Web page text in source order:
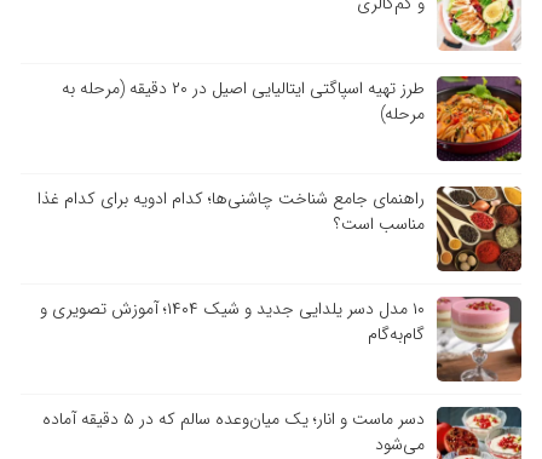
طرز تهیه اسپاگتی ایتالیایی اصیل در ۲۰ دقیقه (مرحله به
مرحله)
راهنمای جامع شناخت چاشنی‌ها؛ کدام ادویه برای کدام غذا
مناسب است؟
۱۰ مدل دسر یلدایی جدید و شیک ۱۴۰۴؛ آموزش تصویری و
گام‌به‌گام
دسر ماست و انار؛ یک میان‌وعده سالم که در ۵ دقیقه آماده
می‌شود